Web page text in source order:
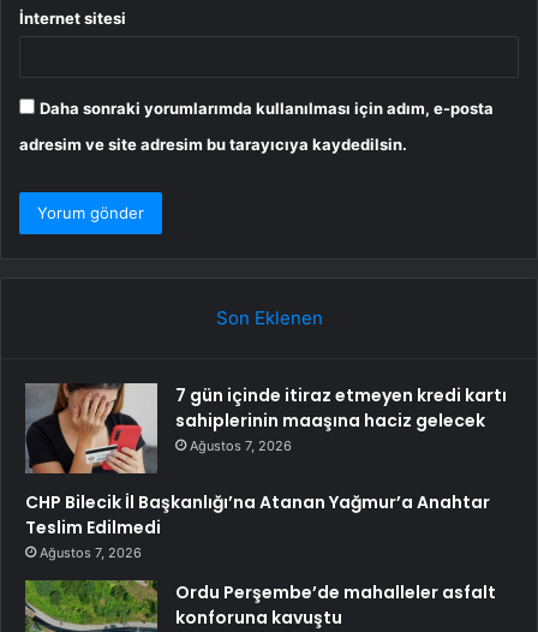
İnternet sitesi
Daha sonraki yorumlarımda kullanılması için adım, e-posta
adresim ve site adresim bu tarayıcıya kaydedilsin.
Son Eklenen
7 gün içinde itiraz etmeyen kredi kartı
sahiplerinin maaşına haciz gelecek
Ağustos 7, 2026
CHP Bilecik İl Başkanlığı’na Atanan Yağmur’a Anahtar
Teslim Edilmedi
Ağustos 7, 2026
Ordu Perşembe’de mahalleler asfalt
konforuna kavuştu